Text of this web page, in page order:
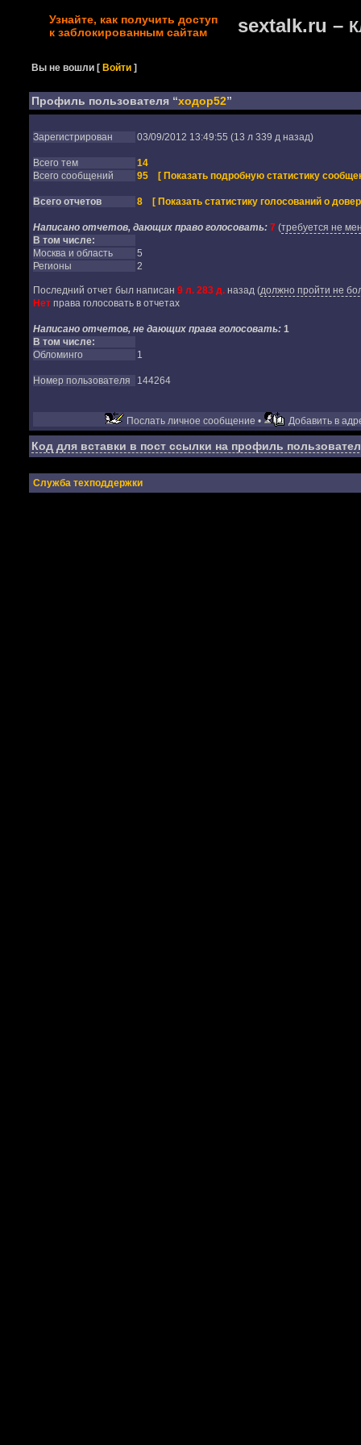
Узнайте, как получить доступ
к заблокированным сайтам
sextalk.ru –
Вы не вошли [Войти ]
Профиль пользователя “ходор52”
Зарегистрирован 03/09/2012 13:49:55 (13 л 339 д назад)
Всего тем
14
Всего сообщений
95 [ Показать подробную статистику
Всего отчетов 8 [ Показать статистику голосований о
Написано отчетов, дающих право голосовать: 7(требуется не
В том числе:
Москва и область
5
Регионы
2
Последний отчет был написан 9 л. 283 д.назад(должно пройти не
Нетправа голосовать в отчетах
Написано отчетов, не дающих права голосовать: 1
В том числе:
Обломинго
1
Номер пользователя 144264
Послать личное сообщение • Добавить в
Код для вставки в пост ссылки на профиль
Служба техподдержки